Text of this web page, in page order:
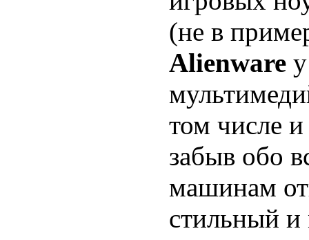
(не в
Alienware
том числе
забыв обо
машинам
стильный